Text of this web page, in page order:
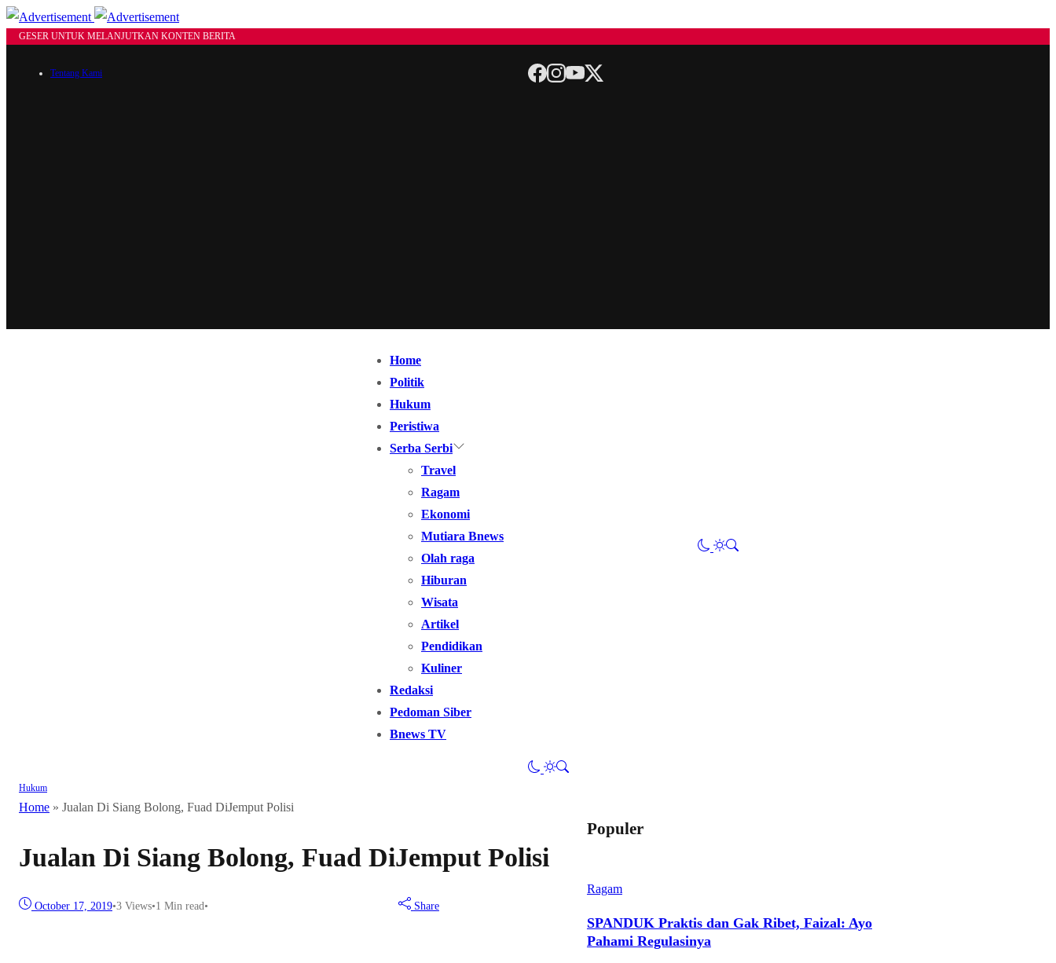
GESER UNTUK MELANJUTKAN KONTEN BERITA
Tentang Kami
Home
Politik
Hukum
Peristiwa
Serba Serbi
Travel
Ragam
Ekonomi
Mutiara Bnews
Olah raga
Hiburan
Wisata
Artikel
Pendidikan
Kuliner
Redaksi
Pedoman Siber
Bnews TV
Hukum
Home » Jualan Di Siang Bolong, Fuad DiJemput Polisi
Jualan Di Siang Bolong, Fuad DiJemput Polisi
October 17, 2019•3 Views•1 Min read• Share
Populer
Ragam
SPANDUK Praktis dan Gak Ribet, Faizal: Ayo
Pahami Regulasinya